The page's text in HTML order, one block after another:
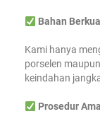
Bahan
Kami hanya
porselen
keindahan
Prosedur